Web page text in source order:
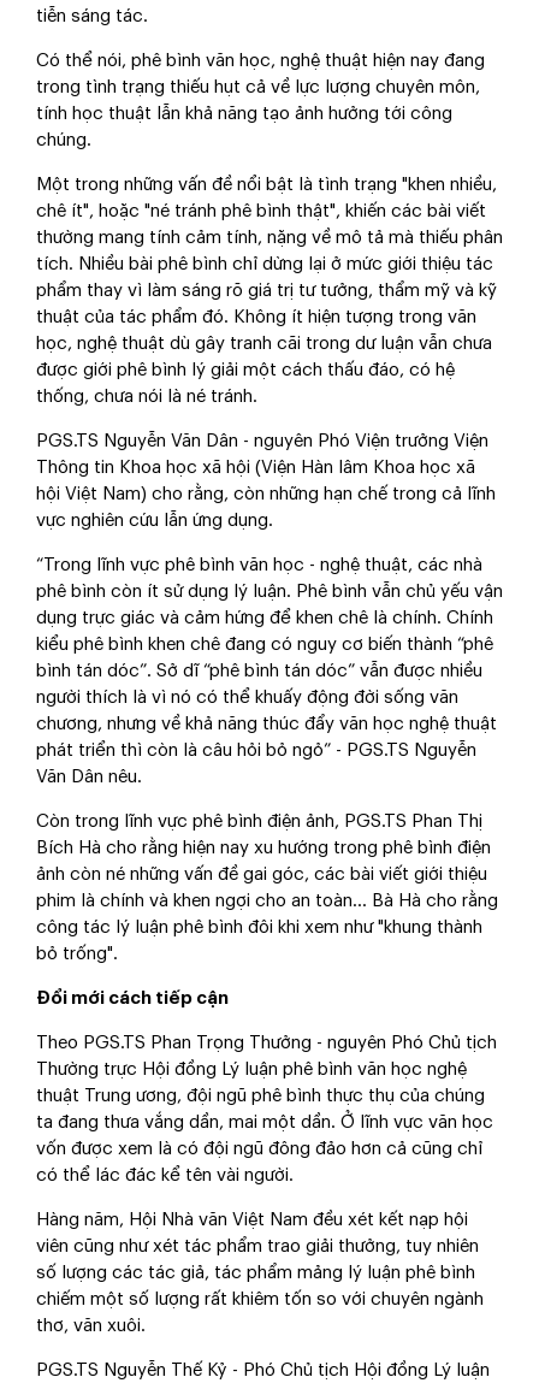
tiễn sáng tác.
Có thể nói, phê bình văn học, nghệ thuật hiện nay đang
trong tình trạng thiếu hụt cả về lực lượng chuyên môn,
tính học thuật lẫn khả năng tạo ảnh hưởng tới công
chúng.
Một trong những vấn đề nổi bật là tình trạng "khen nhiều,
chê ít", hoặc "né tránh phê bình thật", khiến các bài viết
thường mang tính cảm tính, nặng về mô tả mà thiếu phân
tích. Nhiều bài phê bình chỉ dừng lại ở mức giới thiệu tác
phẩm thay vì làm sáng rõ giá trị tư tưởng, thẩm mỹ và kỹ
thuật của tác phẩm đó. Không ít hiện tượng trong văn
học, nghệ thuật dù gây tranh cãi trong dư luận vẫn chưa
được giới phê bình lý giải một cách thấu đáo, có hệ
thống, chưa nói là né tránh.
PGS.TS Nguyễn Văn Dân - nguyên Phó Viện trưởng Viện
Thông tin Khoa học xã hội (Viện Hàn lâm Khoa học xã
hội Việt Nam) cho rằng, còn những hạn chế trong cả lĩnh
vực nghiên cứu lẫn ứng dụng.
“Trong lĩnh vực phê bình văn học - nghệ thuật, các nhà
phê bình còn ít sử dụng lý luận. Phê bình vẫn chủ yếu vận
dụng trực giác và cảm hứng để khen chê là chính. Chính
kiểu phê bình khen chê đang có nguy cơ biến thành “phê
bình tán dóc”. Sở dĩ “phê bình tán dóc” vẫn được nhiều
người thích là vì nó có thể khuấy động đời sống văn
chương, nhưng về khả năng thúc đẩy văn học nghệ thuật
phát triển thì còn là câu hỏi bỏ ngỏ” - PGS.TS Nguyễn
Văn Dân nêu.
Còn trong lĩnh vực phê bình điện ảnh, PGS.TS Phan Thị
Bích Hà cho rằng hiện nay xu hướng trong phê bình điện
ảnh còn né những vấn đề gai góc, các bài viết giới thiệu
phim là chính và khen ngợi cho an toàn… Bà Hà cho rằng
công tác lý luận phê bình đôi khi xem như "khung thành
bỏ trống".
Đổi mới cách tiếp cận
Theo PGS.TS Phan Trọng Thưởng - nguyên Phó Chủ tịch
Thường trực Hội đồng Lý luận phê bình văn học nghệ
thuật Trung ương, đội ngũ phê bình thực thụ của chúng
ta đang thưa vắng dần, mai một dần. Ở lĩnh vực văn học
vốn được xem là có đội ngũ đông đảo hơn cả cũng chỉ
có thể lác đác kể tên vài người.
Hàng năm, Hội Nhà văn Việt Nam đều xét kết nạp hội
viên cũng như xét tác phẩm trao giải thưởng, tuy nhiên
số lượng các tác giả, tác phẩm mảng lý luận phê bình
chiếm một số lượng rất khiêm tốn so với chuyên ngành
thơ, văn xuôi.
PGS.TS Nguyễn Thế Kỷ - Phó Chủ tịch Hội đồng Lý luận